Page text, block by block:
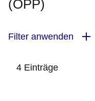
(ÖPP)
Filter anwenden
4 Einträge